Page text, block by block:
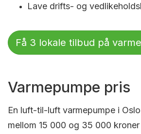
Lave drifts- og
Få 3 lokale tilbud på
Varmepumpe pris
En luft-til-luft varmepumpe i
mellom 15 000 og 35 000